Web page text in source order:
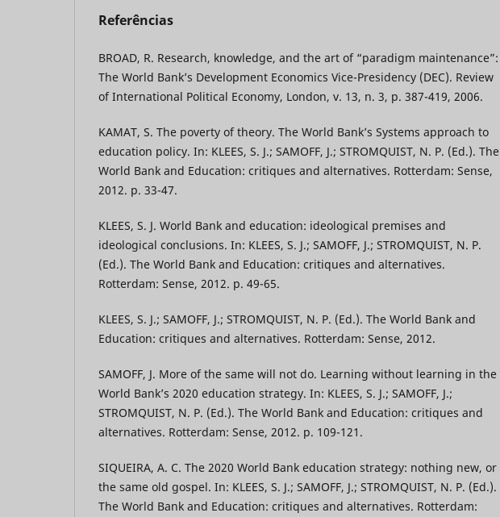
Referências
BROAD, R. Research, knowledge, and the art of “paradigm maintenance”:
The World Bank’s Development Economics Vice-Presidency (DEC). Review
of International Political Economy, London, v. 13, n. 3, p. 387-419, 2006.
KAMAT, S. The poverty of theory. The World Bank’s Systems approach to
education policy. In: KLEES, S. J.; SAMOFF, J.; STROMQUIST, N. P. (Ed.). The
World Bank and Education: critiques and alternatives. Rotterdam: Sense,
2012. p. 33-47.
KLEES, S. J. World Bank and education: ideological premises and
ideological conclusions. In: KLEES, S. J.; SAMOFF, J.; STROMQUIST, N. P.
(Ed.). The World Bank and Education: critiques and alternatives.
Rotterdam: Sense, 2012. p. 49-65.
KLEES, S. J.; SAMOFF, J.; STROMQUIST, N. P. (Ed.). The World Bank and
Education: critiques and alternatives. Rotterdam: Sense, 2012.
SAMOFF, J. More of the same will not do. Learning without learning in the
World Bank’s 2020 education strategy. In: KLEES, S. J.; SAMOFF, J.;
STROMQUIST, N. P. (Ed.). The World Bank and Education: critiques and
alternatives. Rotterdam: Sense, 2012. p. 109-121.
SIQUEIRA, A. C. The 2020 World Bank education strategy: nothing new, or
the same old gospel. In: KLEES, S. J.; SAMOFF, J.; STROMQUIST, N. P. (Ed.).
The World Bank and Education: critiques and alternatives. Rotterdam: